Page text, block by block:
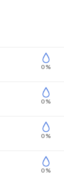
0 %
0 %
0 %
0 %